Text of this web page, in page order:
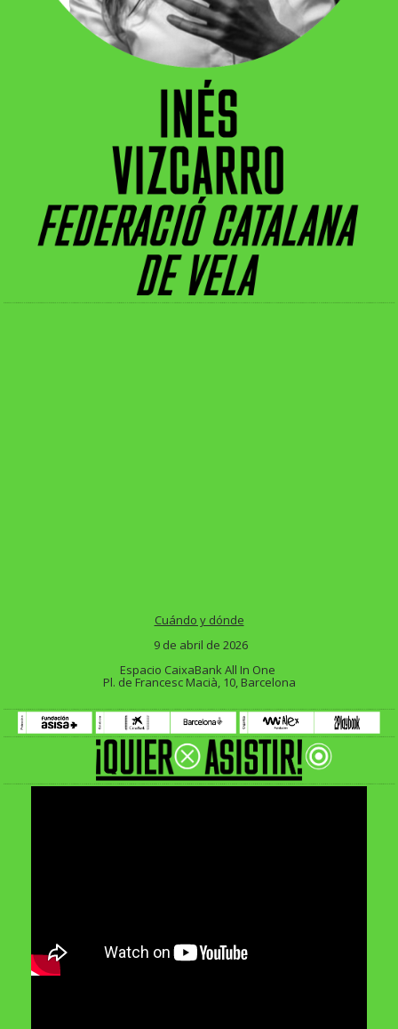
Cuándo y dónde
9 de abril de 2026
Espacio CaixaBank All In One
Pl. de Francesc Macià, 10, Barcelona